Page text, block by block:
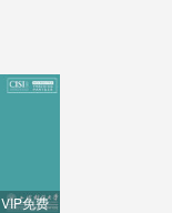
VIP免费